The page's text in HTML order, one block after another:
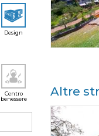
Design
Centro
benessere
Altre